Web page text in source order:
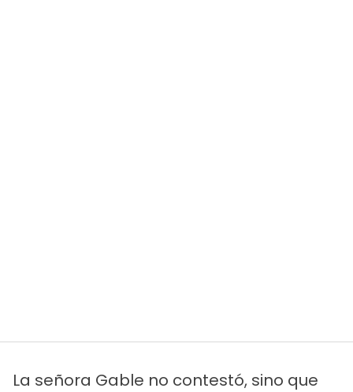
La señora Gable no contestó, sino que